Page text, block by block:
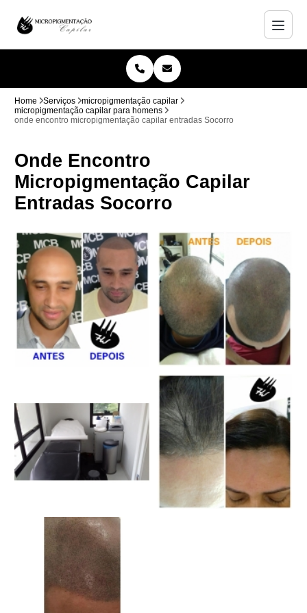
Home Serviços
micropigmentação capilar
micropigmentação capilar para homens
onde encontro micropigmentação capilar entradas Socorro
Onde Encontro
Micropigmentação Capilar
Entradas Socorro